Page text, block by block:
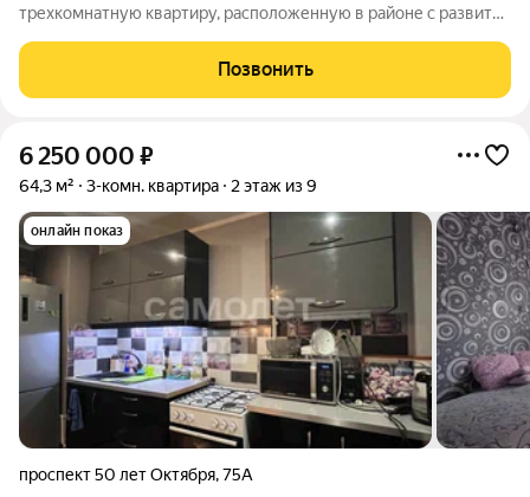
трехкомнатную квартиру, расположенную в районе с развитой
техникой (варочная панель, духовой шкаф, посудомоечная
машина) останется после
Позвонить
6 250 000 ₽
64,3 м² 3-комн. квартира 2 этаж из 9
онлайн показ
проспект 50 лет Октября,75А